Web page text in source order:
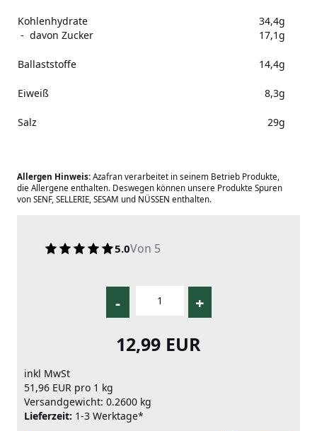
Kohlenhydrate
- davon Zucker
34,4g
17,1g
Ballaststoffe 14,4g
Eiweiß 8,3g
Salz 29g
Allergen Hinweis: Azafran verarbeitet in seinem Betrieb Produkte,
die Allergene enthalten. Deswegen können unsere Produkte Spuren
von SENF, SELLERIE, SESAM und NÜSSEN enthalten.
5.0Von 5
- +
12,99 EUR
inkl MwSt
51,96 EUR pro 1 kg
Versandgewicht: 0.2600 kg
Lieferzeit: 1-3 Werktage*